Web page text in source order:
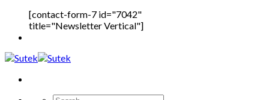
[contact-form-7 id="7042"
title="Newsletter Vertical"]